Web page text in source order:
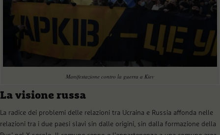
Manifestazione contro la guerra a Kiev
La visione russa
La radice dei problemi delle relazioni tra Ucraina e Russia affonda nelle
relazioni tra i due paesi slavi sin dalle origini, sin dalla formazione della